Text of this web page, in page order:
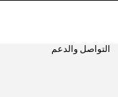
التواصل والدعم